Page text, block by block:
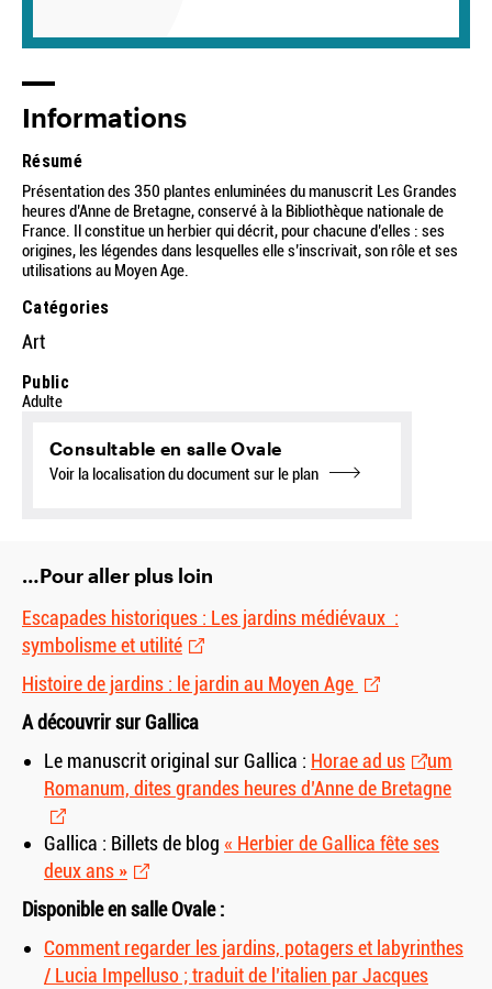
Informations
Résumé
Présentation des 350 plantes enluminées du manuscrit Les Grandes
heures d’Anne de Bretagne, conservé à la Bibliothèque nationale de
France. Il constitue un herbier qui décrit, pour chacune d’elles : ses
origines, les légendes dans lesquelles elle s’inscrivait, son rôle et ses
utilisations au Moyen Age.
Catégories
Art
Public
Adulte
Consultable en salle Ovale
Voir la localisation du document sur le plan
…Pour aller plus loin
Escapades historiques : Les jardins médiévaux :
symbolisme et utilité
Histoire de jardins : le jardin au Moyen Age
A découvrir sur Gallica
Le manuscrit original sur Gallica : Horae ad us
um
Romanum, dites grandes heures d’Anne de Bretagne
Gallica : Billets de blog « Herbier de Gallica fête ses
deux ans »
Disponible en salle Ovale :
Comment regarder les jardins, potagers et labyrinthes
/ Lucia Impelluso ; traduit de l’italien par Jacques